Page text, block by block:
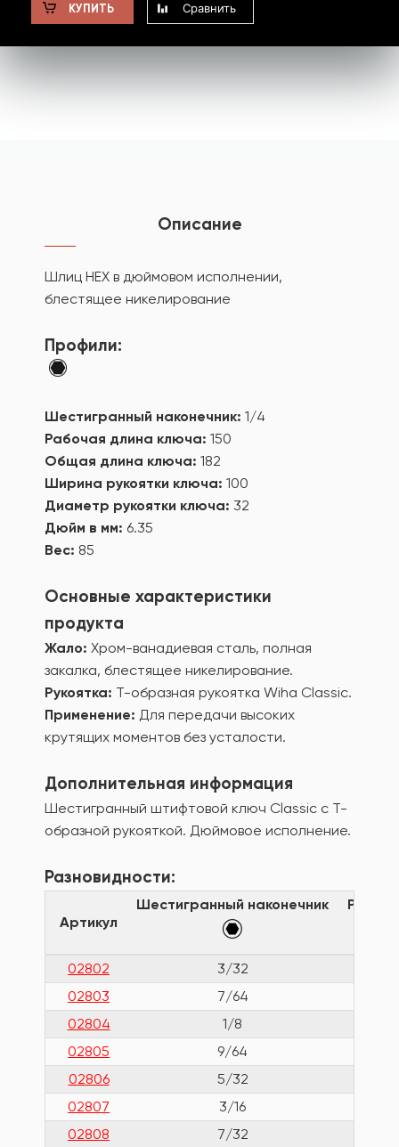
КУПИТЬ Сравнить
Описание
Шлиц HEX в дюймовом исполнении,
блестящее никелирование
Профили:
Шестигранный наконечник: 1/4
Рабочая длина ключа: 150
Общая длина ключа: 182
Ширина рукоятки ключа: 100
Диаметр рукоятки ключа: 32
Дюйм в мм: 6.35
Вес: 85
Основные характеристики
продукта
Жало: Хром-ванадиевая сталь, полная
закалка, блестящее никелирование.
Рукоятка: Т-образная рукоятка Wiha Classic.
Применение: Для передачи высоких
крутящих моментов без усталости.
Дополнительная информация
Шестигранный штифтовой ключ Classic с Т-
образной рукояткой. Дюймовое исполнение.
Разновидности:
Артикул
Шестигранный наконечник
02802
3/32
02803
7/64
02804
1/8
02805
9/64
02806
5/32
02807
3/16
02808
7/32